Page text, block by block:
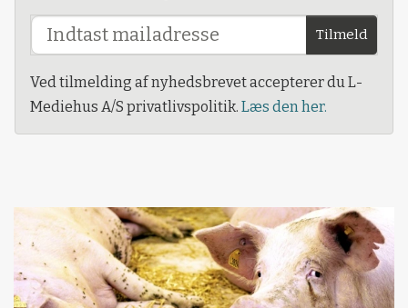
Tilmeld
Ved tilmelding af nyhedsbrevet accepterer du L-
Mediehus A/S privatlivspolitik. Læs den her.